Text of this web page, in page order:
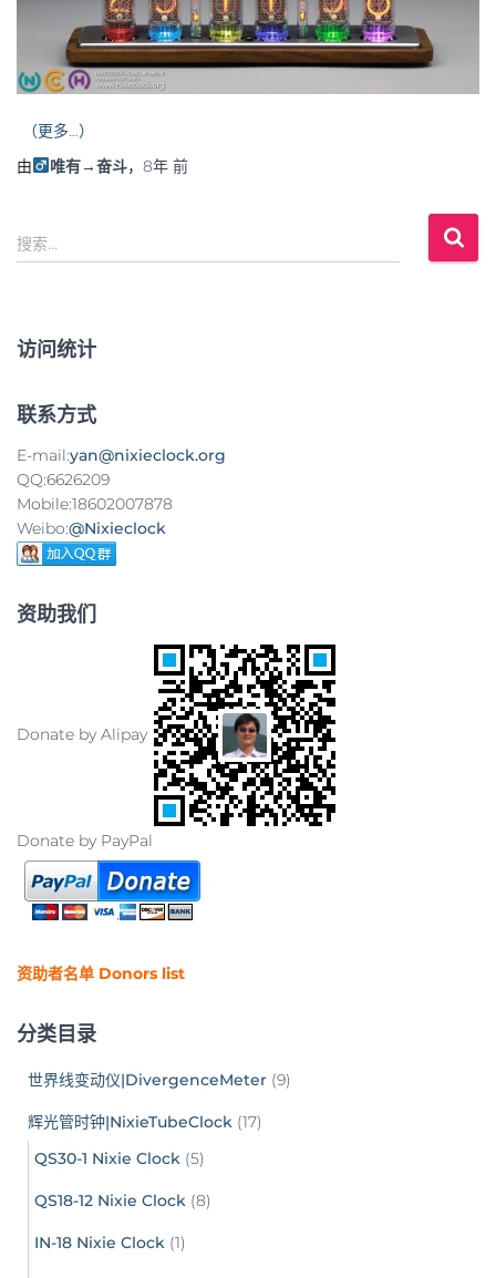
（更多…）
由
唯有→奋斗， 8年前
搜
索
搜索…
访问统计
联系方式
E-mail:yan@nixieclock.org
QQ:6626209
Mobile:18602007878
Weibo:@Nixieclock
资助我们
Donate by Alipay
Donate by PayPal
资助者名单 Donors list
分类目录
世界线变动仪|DivergenceMeter (9)
辉光管时钟|NixieTubeClock (17)
QS30-1 Nixie Clock (5)
QS18-12 Nixie Clock (8)
IN-18 Nixie Clock (1)